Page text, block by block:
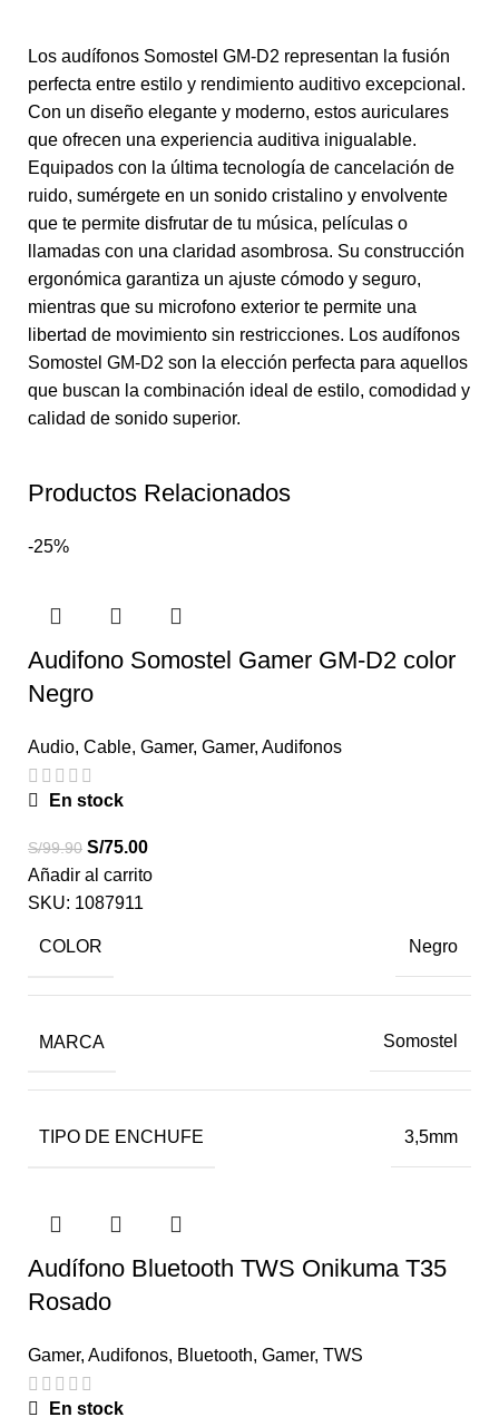
Los audífonos Somostel GM-D2 representan la fusión
perfecta entre estilo y rendimiento auditivo excepcional.
Con un diseño elegante y moderno, estos auriculares
que ofrecen una experiencia auditiva inigualable.
Equipados con la última tecnología de cancelación de
ruido, sumérgete en un sonido cristalino y envolvente
que te permite disfrutar de tu música, películas o
llamadas con una claridad asombrosa. Su construcción
ergonómica garantiza un ajuste cómodo y seguro,
mientras que su microfono exterior te permite una
libertad de movimiento sin restricciones. Los audífonos
Somostel GM-D2 son la elección perfecta para aquellos
que buscan la combinación ideal de estilo, comodidad y
calidad de sonido superior.
Productos Relacionados
-25%
Audifono Somostel Gamer GM-D2 color
Negro
Audio, Cable, Gamer, Gamer, Audifonos
En stock
S/99.90 S/75.00
Añadir al carrito
SKU: 1087911
COLOR Negro
MARCA Somostel
TIPO DE ENCHUFE 3,5mm
Audífono Bluetooth TWS Onikuma T35
Rosado
Gamer, Audifonos, Bluetooth, Gamer, TWS
En stock